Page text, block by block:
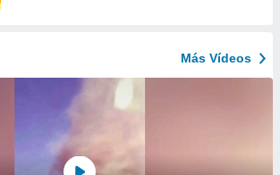
Más Vídeos